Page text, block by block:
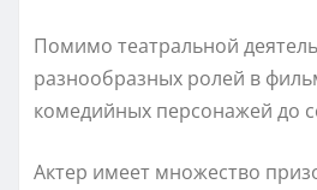
Помимо театральной
разнообразных ролей в
комедийных персонажей до
Актер имеет множество